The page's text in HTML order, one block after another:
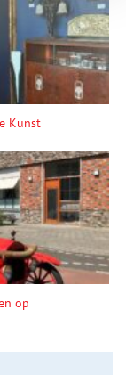
Kunst
op